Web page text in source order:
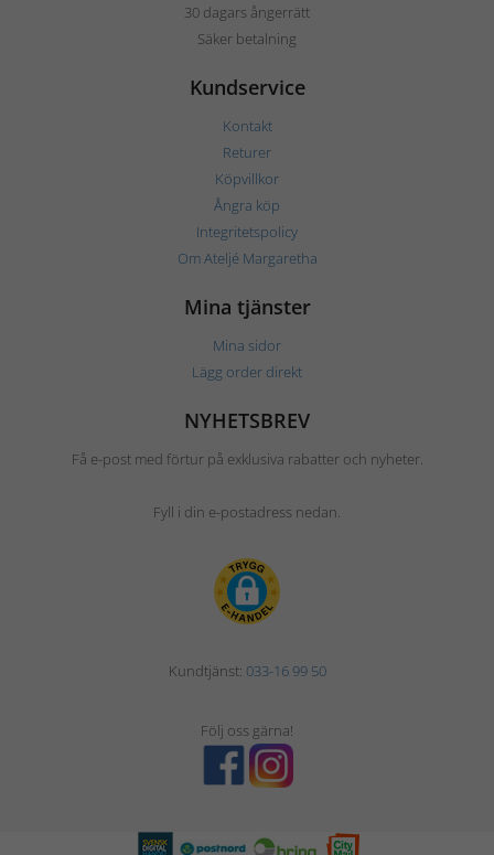
30 dagars ångerrätt
Säker betalning
Kundservice
Kontakt
Returer
Köpvillkor
Ångra köp
Integritetspolicy
Om Ateljé Margaretha
Mina tjänster
Mina sidor
Lägg order direkt
NYHETSBREV
Få e-post med förtur på exklusiva rabatter och nyheter.
Fyll i din e-postadress nedan.
Kundtjänst: 033-16 99 50
Följ oss gärna!